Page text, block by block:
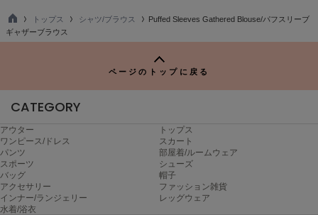
Philly chocolate
poláura
ポローラ
PUMA
プーマ
TO
P
トップス シャツ/ブラウス
Puffed Sleeves Gathered Blouse/パフスリーブ
ギャザーブラウス
ページのトップに戻る
CATEGORY
アウター
トップス
ワンピース/ドレス
スカート
パンツ
部屋着/ルームウェア
スポーツ
シューズ
バッグ
帽子
アクセサリー
ファッション雑貨
インナー/ランジェリー
レッグウェア
水着/浴衣